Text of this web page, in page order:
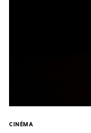
CINÉMA